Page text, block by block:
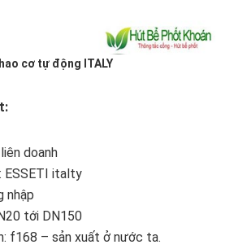
cơ tự động ITALY
doanh
ESSETI italty
nhập
tới DN150
f168 – sản xuất ở nước ta.